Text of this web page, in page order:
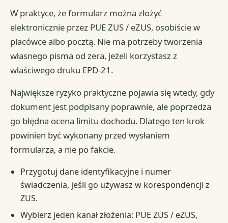
W praktyce, że formularz można złożyć
elektronicznie przez PUE ZUS / eZUS, osobiście w
placówce albo pocztą. Nie ma potrzeby tworzenia
własnego pisma od zera, jeżeli korzystasz z
właściwego druku EPD-21.
Największe ryzyko praktyczne pojawia się wtedy, gdy
dokument jest podpisany poprawnie, ale poprzedza
go błędna ocena limitu dochodu. Dlatego ten krok
powinien być wykonany przed wysłaniem
formularza, a nie po fakcie.
Przygotuj dane identyfikacyjne i numer
świadczenia, jeśli go używasz w korespondencji z
ZUS.
Wybierz jeden kanał złożenia: PUE ZUS / eZUS,